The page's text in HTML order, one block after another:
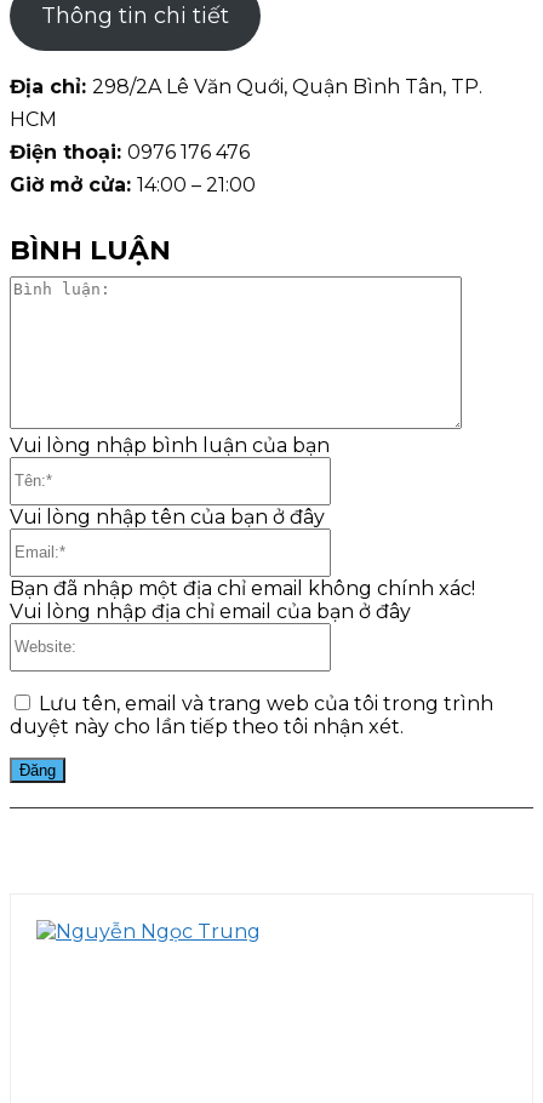
Thông tin chi tiết
Địa chỉ: 298/2A Lê Văn Quới, Quận Bình Tân, TP.
HCM
Điện thoại: 0976 176 476
Giờ mở cửa: 14:00 – 21:00
BÌNH LUẬN
Vui lòng nhập bình luận của bạn
Vui lòng nhập tên của bạn ở đây
Bạn đã nhập một địa chỉ email không chính xác!
Vui lòng nhập địa chỉ email của bạn ở đây
Lưu tên, email và trang web của tôi trong trình
duyệt này cho lần tiếp theo tôi nhận xét.